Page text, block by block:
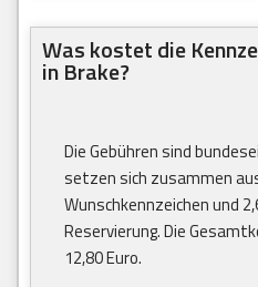
Was kostet die
in Brake?
Die Gebühren sind
setzen sich zusammen
Wunschkennzeichen und
Reservierung. Die
12,80 Euro.